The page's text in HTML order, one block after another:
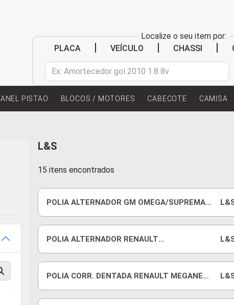
Localize o seu item por:
PLACA
VEÍCULO CHASSI
ANEL PISTAO BLOCOS / MOTORES CABECOTE CAMISA
L&S
15 itens encontrados
POLIA ALTERNADOR GM OMEGA/SUPREMA
POLIA ALTERNADOR RENAULT
POLIA CORR. DENTADA RENAULT MEGANE